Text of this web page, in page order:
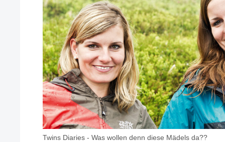
Twins Diaries - Was wollen denn diese Mädels da??